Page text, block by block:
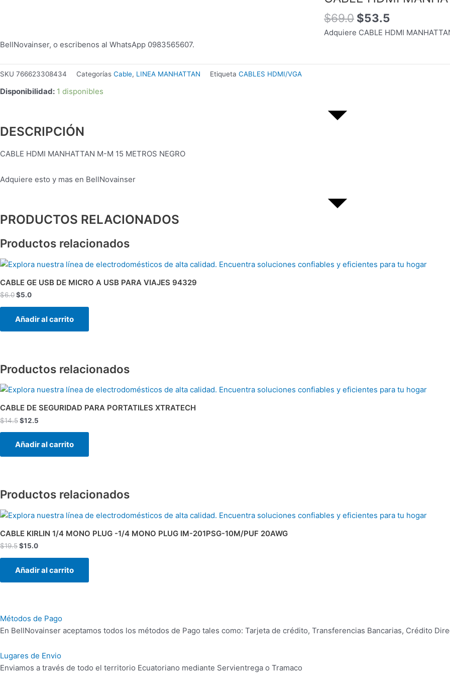
$69.0 era:
$69.0.
$53.5
Adquiere CABLE HDMI
BellNovainser, o escribenos al WhatsApp 0983565607.
SKU 766623308434 Categorías Cable, LINEA MANHATTAN Etiqueta CABLES HDMI/VGA
Disponibilidad: 1 disponibles
DESCRIPCIÓN
CABLE HDMI MANHATTAN M-M 15 METROS NEGRO
Adquiere esto y mas en BellNovainser
PRODUCTOS RELACIONADOS
Productos relacionados
CABLE GE USB DE MICRO A USB PARA VIAJES 94329
$6.0
El
precio
original
era:
$6.0.
$5.0
El
actual
es:
$5.0.
Añadir al carrito
Productos relacionados
CABLE DE SEGURIDAD PARA PORTATILES XTRATECH
$14.5
El
original
era:
$14.5.
$12.5
El
actual
es:
Añadir al carrito
Productos relacionados
CABLE KIRLIN 1/4 MONO PLUG -1/4 MONO PLUG IM-201PSG-10M/PUF 20AWG
$19.5
El
original
era:
$19.5.
$15.0
El
actual
es:
$15.0.
Añadir al carrito
Métodos de Pago
En BellNovainser aceptamos todos los métodos de Pago tales como: Tarjeta de crédito, Transferencias Bancarias, Crédito
Lugares de Envio
Enviamos a través de todo el territorio Ecuatoriano mediante Servientrega o Tramaco